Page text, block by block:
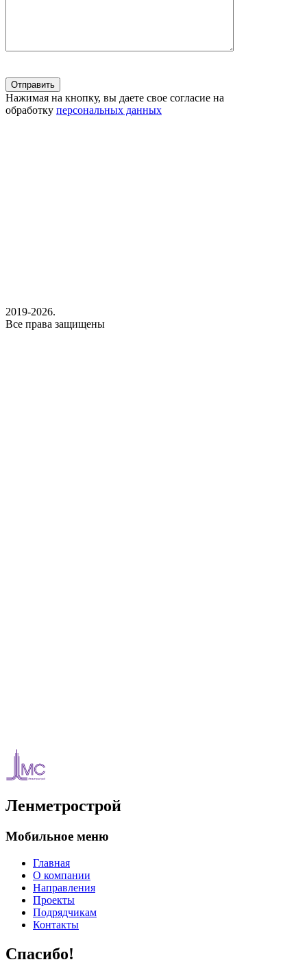
Нажимая на кнопку, вы даете свое согласие на
обработку персональных данных
2019-2026.
Все права защищены
Ленметрострой
Мобильное меню
Главная
О компании
Направления
Проекты
Подрядчикам
Контакты
Спасибо!